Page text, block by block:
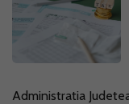
Administratia